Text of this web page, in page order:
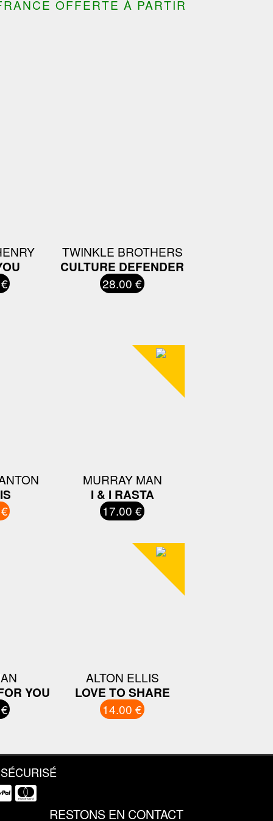
OFFERTE À PARTIR
TWINKLE BROTHERS
CULTURE DEFENDER
28.00 €
MURRAY MAN
I & I RASTA
17.00 €
YOU
ALTON ELLIS
LOVE TO SHARE
14.00 €
RESTONS EN CONTACT